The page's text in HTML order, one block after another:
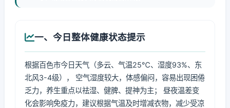
一、今日整体健康状态提示
根据百色市今日天气（多云、气温25℃、湿度93%、东
北风3-4级）， 空气湿度较大，体感偏闷，容易出现困倦
乏力，养生重点以祛湿、健脾、提神为主； 昼夜温差变
化会影响免疫力，建议根据气温及时增减衣物，减少受凉